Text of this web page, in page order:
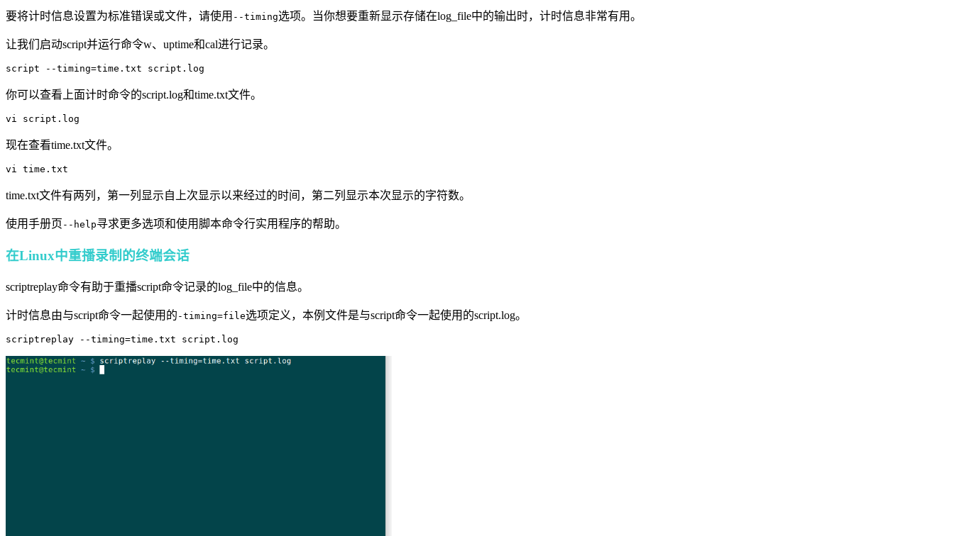
要将计时信息设置为标准错误或文件，请使用 --timing选项。当你想要重新显示存储在log_file中的输出时，计时信息非常有用。
让我们启动script并运行命令w、uptime和cal进行记录。
script --timing=time.txt script.log
你可以查看上面计时命令的script.log和time.txt文件。
vi script.log
现在查看time.txt文件。
vi time.txt
time.txt文件有两列，第一列显示自上次显示以来经过的时间，第二列显示本次显示的字符数。
使用手册页 --help寻求更多选项和使用脚本命令行实用程序的帮助。
在Linux中重播录制的终端会话
scriptreplay命令有助于重播script命令记录的log_file中的信息。
计时信息由与script命令一起使用的 -timing=file选项定义，本例文件是与script命令一起使用的script.log。
scriptreplay --timing=time.txt script.log